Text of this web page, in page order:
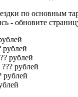
по основным
- обновите
рублей
рублей
??? рублей
рублей